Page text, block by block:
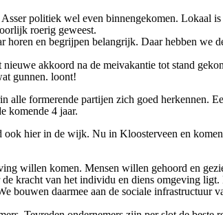
politiek wel even binnengekomen. Lokaal
roerig geweest.
horen en begrijpen belangrijk. Daar hebben
akkoord na de meivakantie tot stand
gunnen. loont!
alle formerende partijen zich goed herkennen.
komende 4 jaar.
ook hier in de wijk. Nu in Kloosterveen en
willen komen. Mensen willen gehoord en
kracht van het individu en diens omgeving
bouwen daarmee aan de sociale infrastructuur